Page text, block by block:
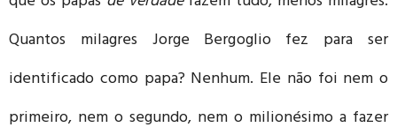
Quantos milagres Jorge Bergoglio fez para ser
identificado como papa? Nenhum. Ele não foi nem o
primeiro, nem o segundo, nem o milionésimo a fazer